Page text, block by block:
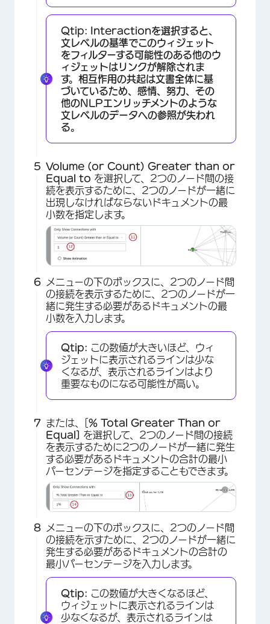
×
×
Qtip:
Interactionを選択すると、
文レベルの基準でこのウィジェット
をフィルターする可能性のある他のウ
ィジェットはリンクが解除されま
す。相互作用の共起は文書全体に基
づいているため、感情、努力、その
他のNLPエンリッチメントのような
文レベルのデータへの参照が失われ
る。
Volume (or Count) Greater than or
Equal to を選択して、2つのノード間の接
続を表示するために、2つのノードが一緒に
出現しなければならないドキュメントの最
小数を指定します。
メニューの下のボックスに、2つのノード間
の接続を表示するために、2つのノードが一
緒に発生する必要があるドキュメントの最
小数を入力します。
Qtip: この数値が大きいほど、ウィ
ジェットに表示されるラインは少な
くなるが、表示されるラインはより
重要なものになる可能性が高い。
または、[ % Total Greater Than or
Equal] を選択して、2つのノード間の接続
を表示するために2つのノードが一緒に発生
する必要があるドキュメントの合計の最小
パーセンテージを指定することもできます。
メニューの下のボックスに、2つのノード間
の接続を示すために、2つのノードが一緒に
発生する必要があるドキュメントの合計の
最小パーセンテージを入力します。
Qtip: この数値が大きくなるほど、
ウィジェットに表示されるラインは
少なくなるが、表示されるラインは